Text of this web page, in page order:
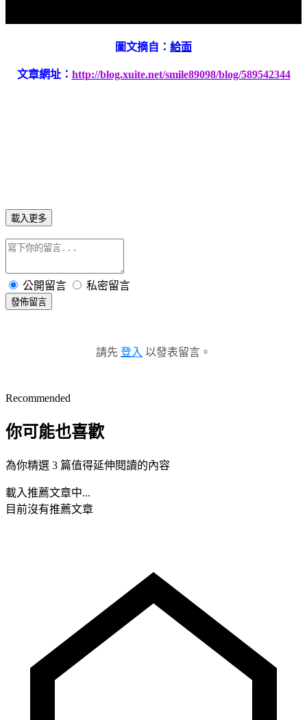
圖文摘自： 給面
文章網址： http://blog.xuite.net/smile89098/blog/589542344
載入更多
公開留言 私密留言
發佈留言
請先 登入 以發表留言。
Recommended
你可能也喜歡
為你精選 3 篇值得延伸閱讀的內容
載入推薦文章中...
目前沒有推薦文章